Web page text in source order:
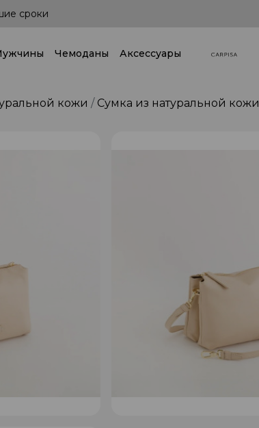
сроки
Чемоданы Аксессуары
кожи Сумка из натуральной кожи